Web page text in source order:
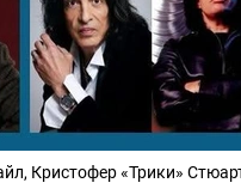
Кристофер «Трики»